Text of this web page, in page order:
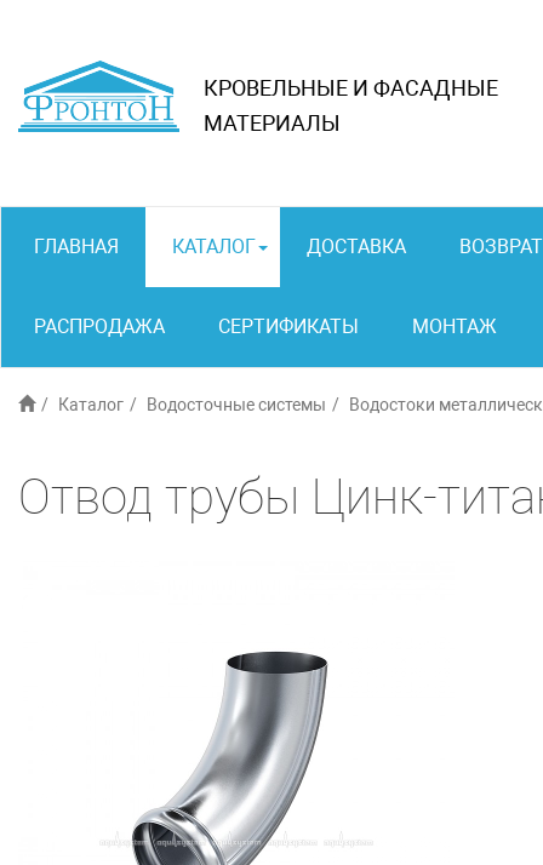
КРОВЕЛЬНЫЕ И ФАСАДНЫЕ
МАТЕРИАЛЫ
ГЛАВНАЯ КАТАЛОГ ДОСТАВКА ВОЗВРАТ
РАСПРОДАЖА СЕРТИФИКАТЫ МОНТАЖ
Каталог Водосточные системы Водостоки
Отвод трубы Цинк-